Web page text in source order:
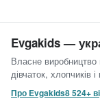
Evgakids —
Власне виробництво
дівчаток, хлопчиків
Про Evgakids8 524+